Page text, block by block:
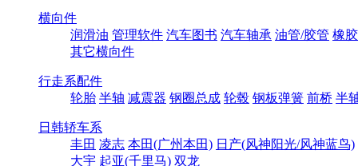
横向件
润滑油 管理软件 汽车图书 汽车轴承 油管/胶管 橡
其它横向件
行走系配件
轮胎 半轴 减震器 钢圈总成 轮毂 钢板弹簧 前桥 半
日韩轿车系
丰田 凌志 本田(广州本田) 日产(风神阳光/风神蓝鸟)
大宇 起亚(千里马) 双龙